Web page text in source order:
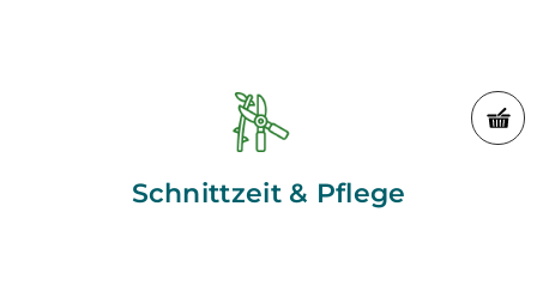
Schnittzeit & Pflege